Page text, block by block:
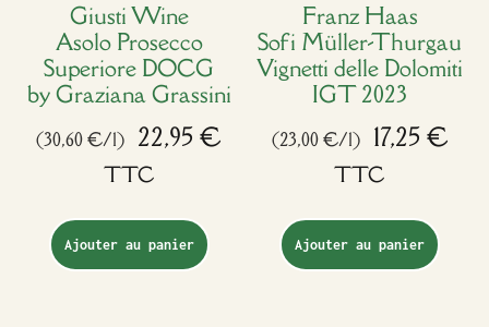
Giusti Wine
Asolo Prosecco
Superiore DOCG
by Graziana Grassini
(30,60 €/l) 22,95€
TTC
Ajouter au panier
Franz Haas
Sofi Müller-Thurgau
Vignetti delle Dolomiti
IGT 2023
(23,00 €/l) 17,25€
TTC
Ajouter au panier